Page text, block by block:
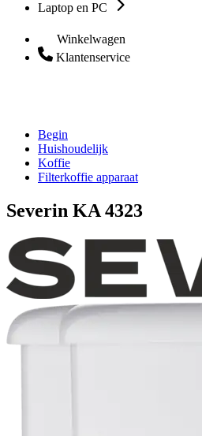
Laptop en PC
Winkelwagen
Klantenservice
Begin
Huishoudelijk
Koffie
Filterkoffie apparaat
Severin KA 4323